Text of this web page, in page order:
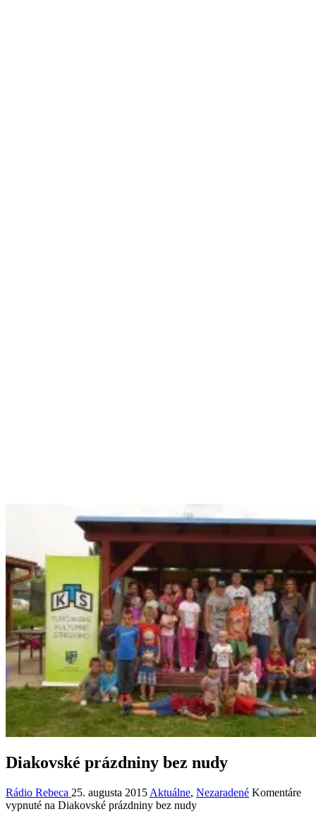
Diakovské prázdniny bez nudy
Rádio Rebeca 25. augusta 2015 Aktuálne, Nezaradené Komentáre
vypnuté na Diakovské prázdniny bez nudy